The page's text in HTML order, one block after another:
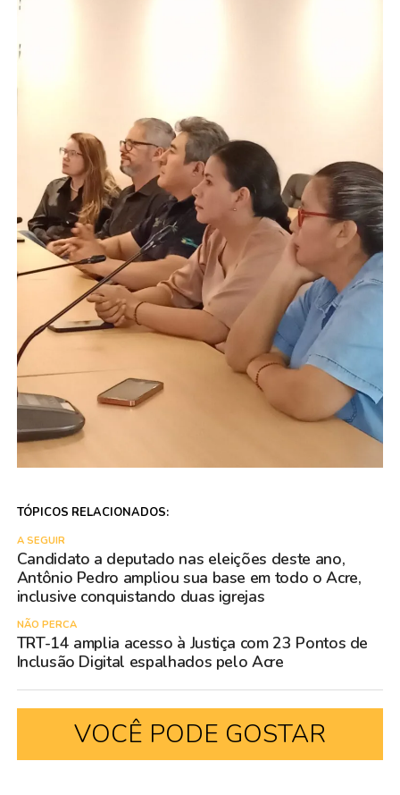
TÓPICOS RELACIONADOS:
A SEGUIR
Candidato a deputado nas eleições deste ano,
Antônio Pedro ampliou sua base em todo o Acre,
inclusive conquistando duas igrejas
NÃO PERCA
TRT-14 amplia acesso à Justiça com 23 Pontos de
Inclusão Digital espalhados pelo Acre
VOCÊ PODE GOSTAR